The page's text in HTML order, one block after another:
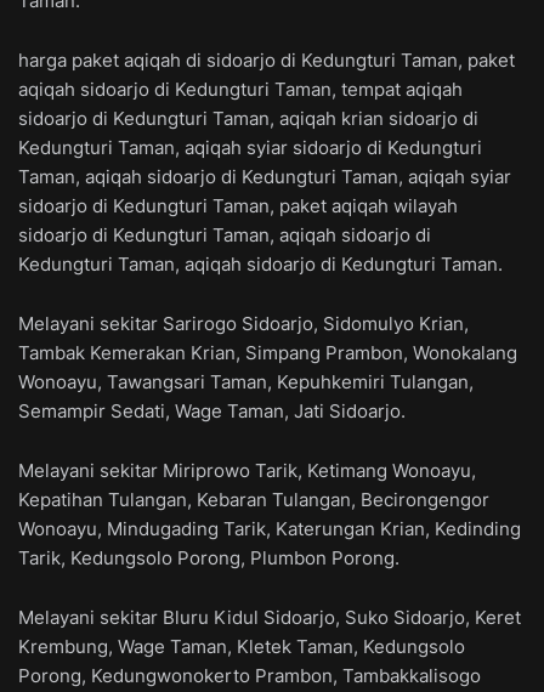
harga paket aqiqah di sidoarjo di Kedungturi Taman, paket
aqiqah sidoarjo di Kedungturi Taman, tempat aqiqah
sidoarjo di Kedungturi Taman, aqiqah krian sidoarjo di
Kedungturi Taman, aqiqah syiar sidoarjo di Kedungturi
Taman, aqiqah sidoarjo di Kedungturi Taman, aqiqah syiar
sidoarjo di Kedungturi Taman, paket aqiqah wilayah
sidoarjo di Kedungturi Taman, aqiqah sidoarjo di
Kedungturi Taman, aqiqah sidoarjo di Kedungturi Taman.
Melayani sekitar Sarirogo Sidoarjo, Sidomulyo Krian,
Tambak Kemerakan Krian, Simpang Prambon, Wonokalang
Wonoayu, Tawangsari Taman, Kepuhkemiri Tulangan,
Semampir Sedati, Wage Taman, Jati Sidoarjo.
Melayani sekitar Miriprowo Tarik, Ketimang Wonoayu,
Kepatihan Tulangan, Kebaran Tulangan, Becirongengor
Wonoayu, Mindugading Tarik, Katerungan Krian, Kedinding
Tarik, Kedungsolo Porong, Plumbon Porong.
Melayani sekitar Bluru Kidul Sidoarjo, Suko Sidoarjo, Keret
Krembung, Wage Taman, Kletek Taman, Kedungsolo
Porong, Kedungwonokerto Prambon, Tambakkalisogo